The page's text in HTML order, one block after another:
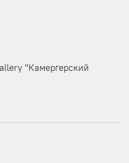
"Камергерский